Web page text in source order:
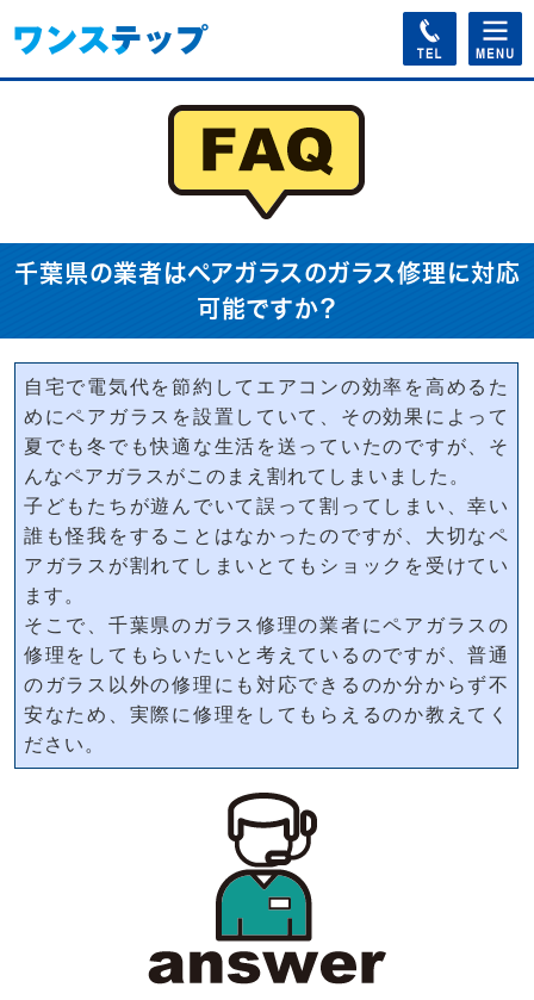
千葉県の業者はペアガラスのガラス修理に対応
可能ですか？
自宅で電気代を節約してエアコンの効率を高めるた
めにペアガラスを設置していて、その効果によって
夏でも冬でも快適な生活を送っていたのですが、そ
んなペアガラスがこのまえ割れてしまいました。
子どもたちが遊んでいて誤って割ってしまい、幸い
誰も怪我をすることはなかったのですが、大切なペ
アガラスが割れてしまいとてもショックを受けてい
ます。
そこで、千葉県のガラス修理の業者にペアガラスの
修理をしてもらいたいと考えているのですが、普通
のガラス以外の修理にも対応できるのか分からず不
安なため、実際に修理をしてもらえるのか教えてく
ださい。